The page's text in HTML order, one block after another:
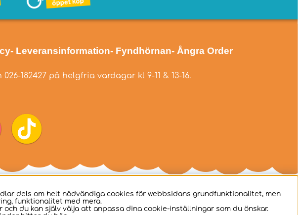
- Leveransinformation- Fyndhörnan- Ångra Order
026-182427på helgfria vardagar kl 9-11 & 13-16.
dels om helt nödvändiga cookies för webbsidans grundfunktionalitet, men
funktionalitet med mera.
du kan själv välja att anpassa dina cookie-inställningar som du önskar.